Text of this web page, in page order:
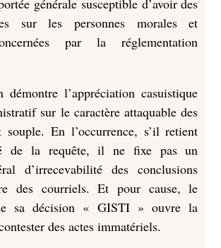
générale susceptible d’avoir des
sur les personnes morales et
par la réglementation
démontre l’appréciation casuistique
sur le caractère attaquable des
En l’occurrence, s’il retient
de la requête, il ne fixe pas un
d’irrecevabilité des conclusions
des courriels. Et pour cause, le
sa décision « GISTI » ouvre la
des actes immatériels.